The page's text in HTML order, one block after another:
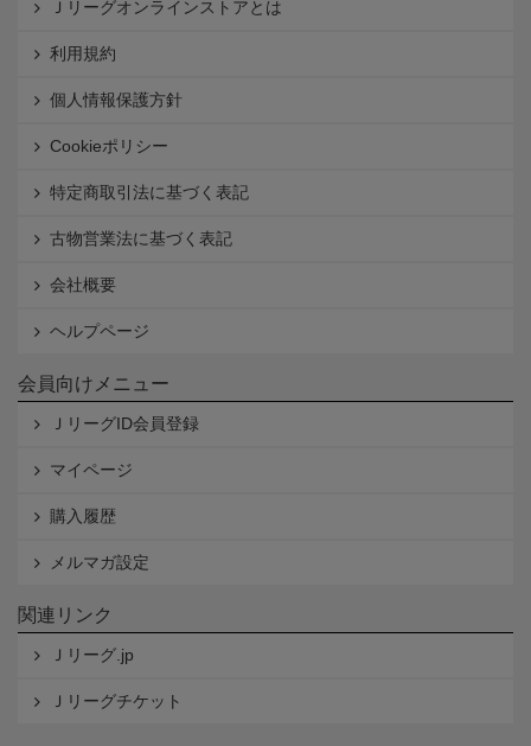
Ｊリーグオンラインストアとは
利用規約
個人情報保護方針
Cookieポリシー
特定商取引法に基づく表記
古物営業法に基づく表記
会社概要
ヘルプページ
会員向けメニュー
ＪリーグID会員登録
マイページ
購入履歴
メルマガ設定
関連リンク
Ｊリーグ.jp
Ｊリーグチケット